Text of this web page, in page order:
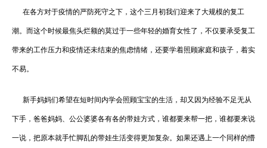
在各方对于疫情的严防死守之下，这个三月初我们迎来了大规模的复工
潮。而这个时候最焦头烂额的莫过于一些年轻的婚育女性了，不仅要承受复工
带来的工作压力和疫情还未结束的焦虑情绪，还要学着照顾家庭和孩子，着实
不易。
新手妈妈们希望在短时间内学会照顾宝宝的生活，却又因为经验不足无从
下手，爸爸妈妈、公公婆婆各有各的带娃方式，谁都要来帮一把，谁都要来说
一说，把原本就手忙脚乱的带娃生活变得更加复杂。如果还遇上一个同样的懵